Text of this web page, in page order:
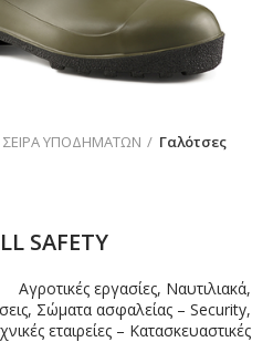
ΣΕΙΡΑ ΥΠΟΔΗΜΑΤΩΝ Γαλότσες
SAFETY
Αγροτικές εργασίες, Ναυτιλιακά,
Σώματα ασφαλείας – Security,
εταιρείες – Κατασκευαστικές